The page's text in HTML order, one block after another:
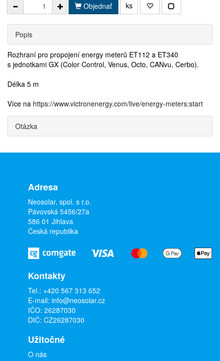
Objednať ks
Popis
Rozhraní pro propojení energy meterů ET112 a ET340
s jednotkami GX (Color Control, Venus, Octo, CANvu, Cerbo).
Délka 5 m
Více na https://www.victronenergy.com/live/energy-meters:start
Otázka
Adresa
Neosolar, spol. s r.o.
Pávovská 5456/27a
586 01 Jihlava
Česká republika
Kontakty
Tel.: +420 567 313 652
E-mail: info@neosolar.cz
IČO: 26287030
DIČ: CZ26287030
Užitočné
O nás